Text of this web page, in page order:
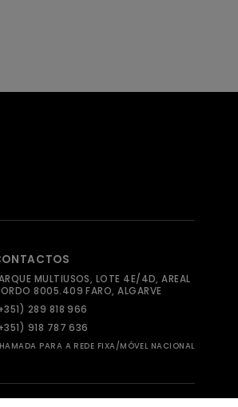
MULTIUSOS, LOTE 4E/4D, AREAL
8005.409 FARO, ALGARVE
289 818 966
918 787 636
PARA A REDE FIXA/MÓVEL NACIONAL